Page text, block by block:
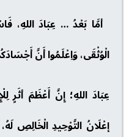
أمَّا بَعْدُ … عِبَادَ اللهِ،
الْوُثْقَى، وَاِعْلَمُوا أَنَّ
عِبَادَ اللهِ؛ إِنَّ أَعْظَمَ أثَرٍ
إعْلَانُ التَّوْحِيدِ الْخَالِصِ